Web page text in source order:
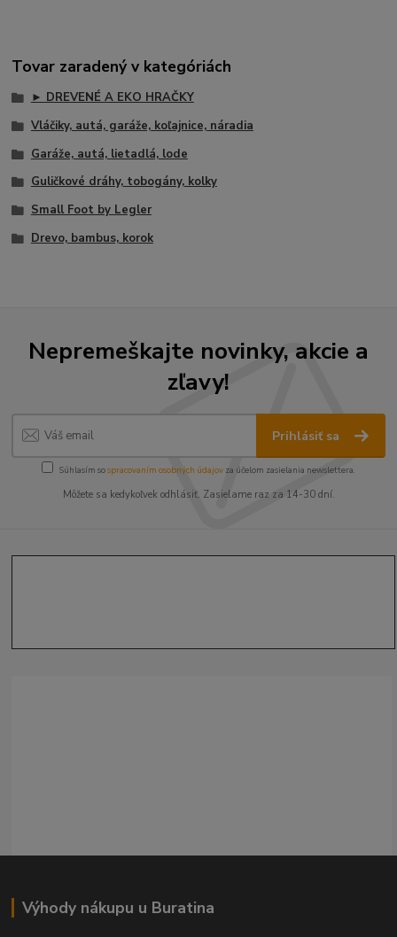
Tovar zaradený v kategóriách
► DREVENÉ A EKO HRAČKY
Vláčiky, autá, garáže, koľajnice, náradia
Garáže, autá, lietadlá, lode
Guličkové dráhy, tobogány, kolky
Small Foot by Legler
Drevo, bambus, korok
Nepremeškajte novinky, akcie a
zľavy!
Prihlásiť sa
Súhlasím sospracovaním osobných údajov za účelom zasielania newslettera.
Môžete sa kedykoľvek odhlásiť. Zasielame raz za 14-30 dní.
Výhody nákupu u Buratina